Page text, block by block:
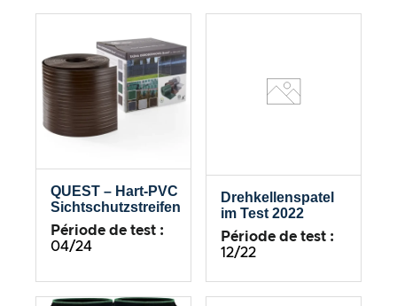
QUEST – Hart-PVC
Sichtschutzstreifen
Période de test :
04/24
Drehkellenspatel
im Test 2022
Période de test :
12/22